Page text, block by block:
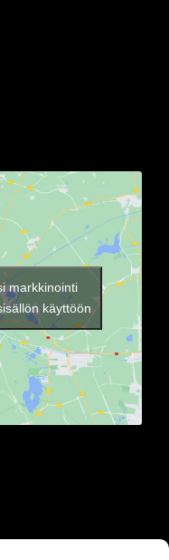
markkinointi
käyttöön